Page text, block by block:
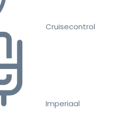
Cruisecontrol
Imperiaal